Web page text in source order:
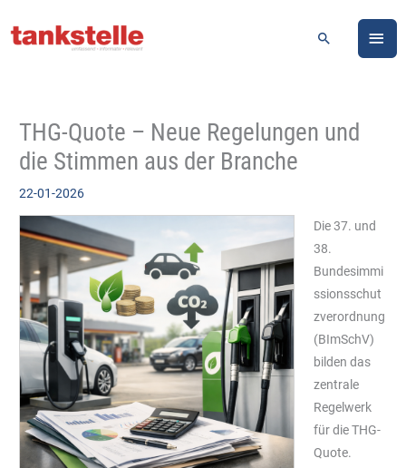
Inhalt
Suchen
THG-Quote – Neue Regelungen und
die Stimmen aus der Branche
22-01-2026
Die 37. und
38.
Bundesimmi
ssionsschut
zverordnung
(BImSchV)
bilden das
zentrale
Regelwerk
für die THG-
Quote.